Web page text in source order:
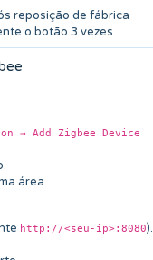
reposição de fábrica
o botão 3 vezes
→ Add Zigbee Device
área.
http://<seu-ip>:8080).